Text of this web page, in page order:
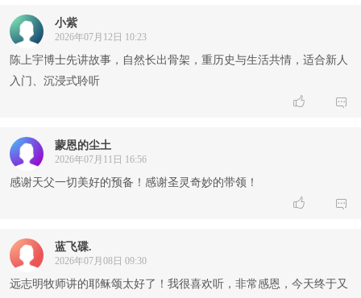
小紫
2026年07月12日 10:23
陈上宇博士先讲故事，自然长出骨架，重历史与生活共情，适合新人
入门、沉浸式聆听
 
蒙恩的尘土
2026年07月11日 16:56
感谢天父一切美好的预备！感谢圣灵奇妙的带领！
 
蓝飞碟.
2026年07月08日 09:30
远志明牧师讲的耶稣颂太好了！我很喜欢听，非常感恩，今天终于又